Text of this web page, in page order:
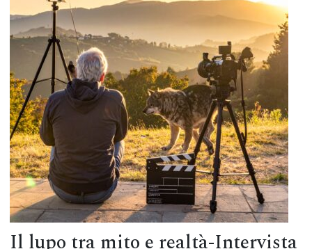
Il lupo tra mito e realtà-Intervista